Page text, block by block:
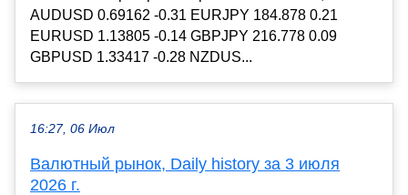
AUDUSD 0.69162 -0.31 EURJPY 184.878 0.21
EURUSD 1.13805 -0.14 GBPJPY 216.778 0.09
GBPUSD 1.33417 -0.28 NZDUS...
16:27, 06 Июл
Валютный рынок, Daily history за 3 июля
2026 г.